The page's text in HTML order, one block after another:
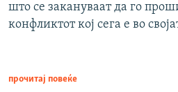
што се закануваат да го
конфликтот кој сега е во
прочитај повеќе